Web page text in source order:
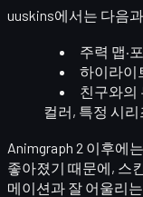
uuskins에서는 다음
주력 맵·
하이라이
친구와의
컬러, 특정 시리
Animgraph 2 이후에
좋아졌기 때문에, 스
메이션과 잘 어울리